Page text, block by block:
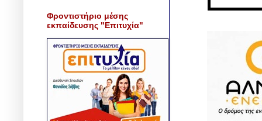
Φροντιστήριο μέσης
εκπαίδευσης "Επιτυχία"